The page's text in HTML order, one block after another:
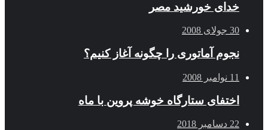
خدای خورشید مصر
30 جولای 2008
نجوم آماتوری را چگونه آغاز کنیم؟
11 نوامبر 2008
اختفای ستارگاه خوشه پروین با ماه
22 دسامبر 2018